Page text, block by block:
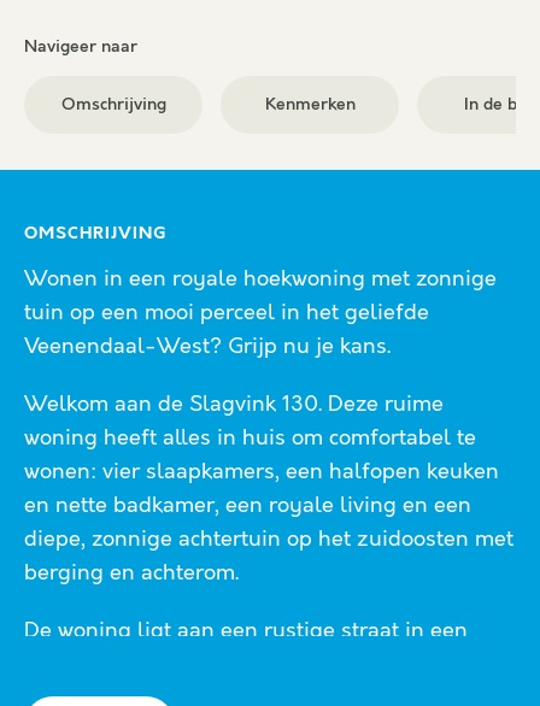
Navigeer naar
Omschrijving Kenmerken In de
OMSCHRIJVING
Wonen in een royale hoekwoning met zonnige
tuin op een mooi perceel in het geliefde
Veenendaal-West? Grijp nu je kans.
Welkom aan de Slagvink 130. Deze ruime
woning heeft alles in huis om comfortabel te
wonen: vier slaapkamers, een halfopen keuken
en nette badkamer, een royale living en een
diepe, zonnige achtertuin op het zuidoosten met
berging en achterom.
De woning ligt aan een rustige straat in een
winkelcentrum De Ellekoot en